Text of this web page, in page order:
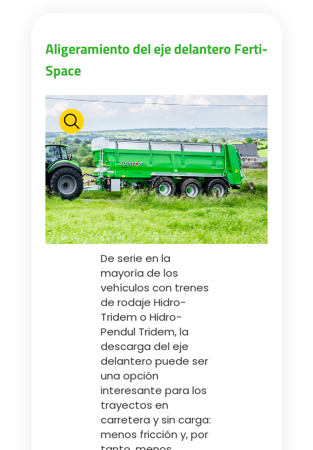
Aligeramiento del eje delantero Ferti-
Space
De serie en la
mayoría de los
vehículos con trenes
de rodaje Hidro-
Tridem o Hidro-
Pendul Tridem, la
descarga del eje
delantero puede ser
una opción
interesante para los
trayectos en
carretera y sin carga:
menos fricción y, por